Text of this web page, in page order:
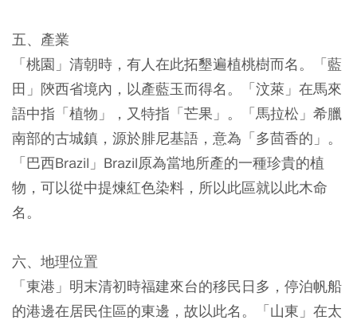
五、產業
「桃園」清朝時，有人在此拓墾遍植桃樹而名。「藍
田」陝西省境內，以產藍玉而得名。「汶萊」在馬來
語中指「植物」，又特指「芒果」。「馬拉松」希臘
南部的古城鎮，源於腓尼基語，意為「多茴香的」。
「巴西Brazil」Brazil原為當地所產的一種珍貴的植
物，可以從中提煉紅色染料，所以此區就以此木命
名。
六、地理位置
「東港」明末清初時福建來台的移民日多，停泊帆船
的港邊在居民住區的東邊，故以此名。「山東」在太